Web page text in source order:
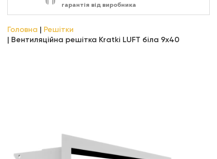
гарантія від виробника
Головна
Решітки
Вентиляційна решітка Kratki LUFT біла 9х40